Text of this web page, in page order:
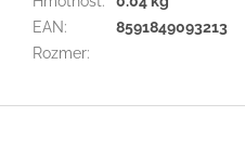
EAN:
8591849093213
Rozmer:
Z